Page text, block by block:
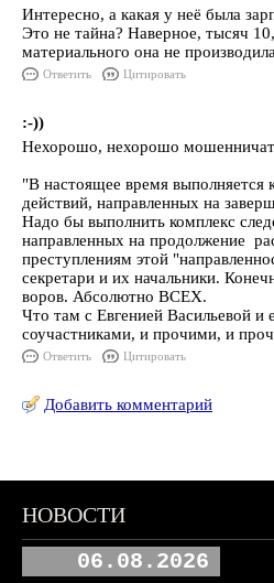
Интересно, а какая у неё была
Это не тайна? Наверное, тысяч
материального она не
Ответить Цитировать
:-))
Нехорошо, нехорошо
"В настоящее время выполняется
действий, направленных на
Надо бы выполнить комплекс
направленных на продолжение
преступлениям этой
секретари и их начальники.
воров. Абсолютно ВСЕХ.
Что там с Евгенией Васильевой и
соучастниками, и прочими, и
Ответить Цитировать
Добавить комментарий
НОВОСТИ
06.08.2026